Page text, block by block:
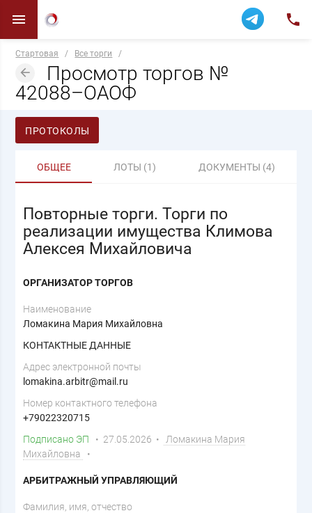
Стартовая / Все торги /
Просмотр торгов №
42088–ОАОФ
ПРОТОКОЛЫ
ОБЩЕЕ ЛОТЫ (1) ДОКУМЕНТЫ (4)
Повторные торги. Торги по
реализации имущества Климова
Алексея Михайловича
ОРГАНИЗАТОР ТОРГОВ
Наименование
Ломакина Мария Михайловна
КОНТАКТНЫЕ ДАННЫЕ
Адрес электронной почты
lomakina.arbitr@mail.ru
Номер контактного телефона
+79022320715
Подписано ЭП
• 27.05.2026 •
Ломакина Мария
Михайловна
•
АРБИТРАЖНЫЙ УПРАВЛЯЮЩИЙ
Фамилия, имя, отчество